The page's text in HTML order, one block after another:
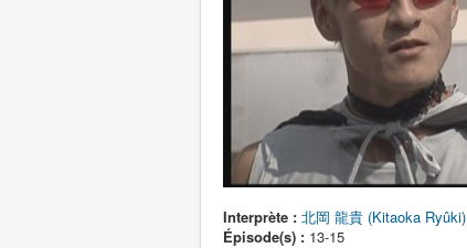
Interprète : 北岡 龍貴 (Kitaoka Ryûki)
Épisode(s) : 13-15